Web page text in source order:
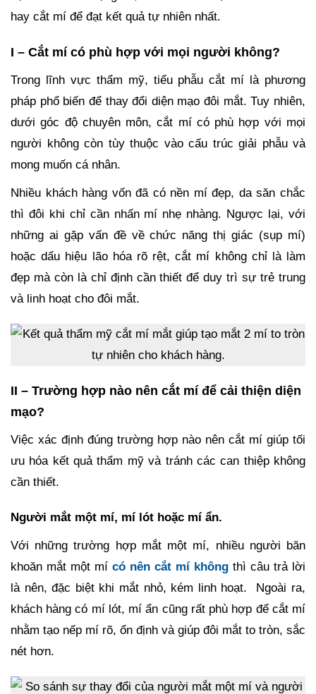
hay cắt mí để đạt kết quả tự nhiên nhất.
I – Cắt mí có phù hợp với mọi người không?
Trong lĩnh vực thẩm mỹ, tiểu phẫu cắt mí là phương
pháp phổ biến để thay đổi diện mạo đôi mắt. Tuy nhiên,
dưới góc độ chuyên môn, cắt mí có phù hợp với mọi
người không còn tùy thuộc vào cấu trúc giải phẫu và
mong muốn cá nhân.
Nhiều khách hàng vốn đã có nền mí đẹp, da săn chắc
thì đôi khi chỉ cần nhấn mí nhẹ nhàng. Ngược lại, với
những ai gặp vấn đề về chức năng thị giác (sụp mí)
hoặc dấu hiệu lão hóa rõ rệt, cắt mí không chỉ là làm
đẹp mà còn là chỉ định cần thiết để duy trì sự trẻ trung
và linh hoạt cho đôi mắt.
II – Trường hợp nào nên cắt mí để cải thiện diện
mạo?
Việc xác định đúng trường hợp nào nên cắt mí giúp tối
ưu hóa kết quả thẩm mỹ và tránh các can thiệp không
cần thiết.
Người mắt một mí, mí lót hoặc mí ẩn.
Với những trường hợp mắt một mí, nhiều người băn
khoăn mắt một mí có nên cắt mí không thì câu trả lời
là nên, đặc biệt khi mắt nhỏ, kém linh hoạt. Ngoài ra,
khách hàng có mí lót, mí ẩn cũng rất phù hợp để cắt mí
nhằm tạo nếp mí rõ, ổn định và giúp đôi mắt to tròn, sắc
nét hơn.